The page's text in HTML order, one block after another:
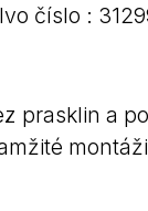
číslo :
prasklin a